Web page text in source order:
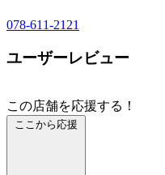
078-611-2121
ユーザーレビュー
この店舗を応援する！
ここから応援